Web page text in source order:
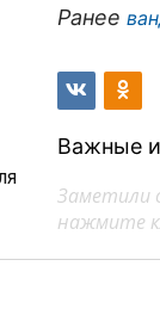
Ранее
Важные
Заметили
нажмите